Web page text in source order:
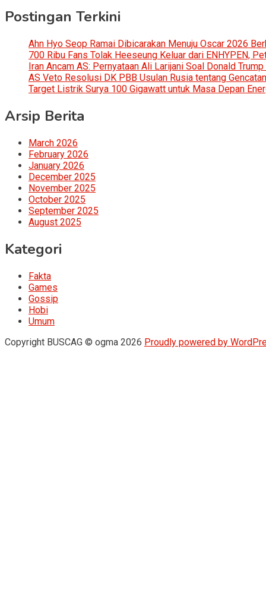
Postingan Terkini
Ahn Hyo Seop Ramai Dibicarakan Menuju Oscar 2026
700 Ribu Fans Tolak Heeseung Keluar dari ENHYPEN,
Iran Ancam AS: Pernyataan Ali Larijani Soal Donald
AS Veto Resolusi DK PBB Usulan Rusia tentang
Target Listrik Surya 100 Gigawatt untuk Masa Depan
Arsip Berita
March 2026
February 2026
January 2026
December 2025
November 2025
October 2025
September 2025
August 2025
Kategori
Fakta
Games
Gossip
Hobi
Umum
Copyright BUSCAG © ogma 2026 Proudly powered by